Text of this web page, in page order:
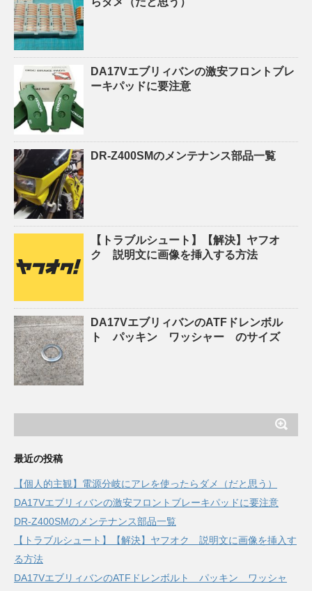
DA17Vエブリィバンの激安フロントブレ
ーキパッドに要注意
DR-Z400SMのメンテナンス部品一覧
【トラブルシュート】【解決】ヤフオ
ク 説明文に画像を挿入する方法
DA17VエブリィバンのATFドレンボル
ト パッキン ワッシャー のサイズ
最近の投稿
【個人的主観】電源分岐にアレを使ったらダメ（だと思う）
DA17Vエブリィバンの激安フロントブレーキパッドに要注意
DR-Z400SMのメンテナンス部品一覧
【トラブルシュート】【解決】ヤフオク 説明文に画像を挿入す
る方法
DA17VエブリィバンのATFドレンボルト パッキン ワッシャ